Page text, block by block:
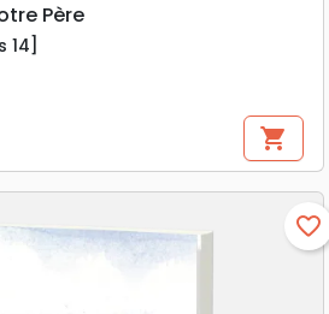
Père
14]
shopping_cart
favorite_border